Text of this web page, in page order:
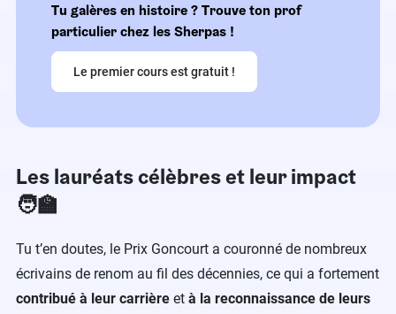
Tu galères en histoire ? Trouve ton prof
particulier chez les Sherpas !
Le premier cours est gratuit !
Les lauréats célèbres et leur impact
🧑‍🏫
Tu t’en doutes, le Prix Goncourt a couronné de nombreux
écrivains de renom au fil des décennies, ce qui a fortement
contribué à leur carrière et à la reconnaissance de leurs